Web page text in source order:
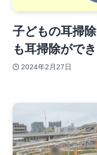
子どもの耳掃
も耳掃除がで
2024年2月27日